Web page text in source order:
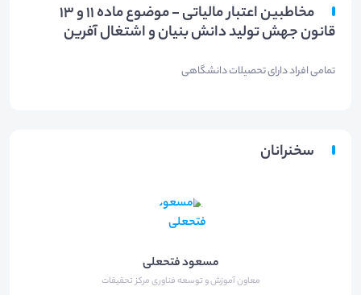
مخاطبین اعتبار مالیاتی - موضوع ماده 11 و 13
قانون جهش تولید دانش بنیان و اشتغال آفرین
​تمامی افراد دارای تحصیلات دانشگاهی​
سخنرانان
مسعود فتحعلی
معاون آموزش و توسعه فناوری مرکز تحقیقات